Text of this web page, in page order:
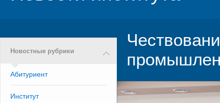
Новостные рубрики
Абитуриент
Институт